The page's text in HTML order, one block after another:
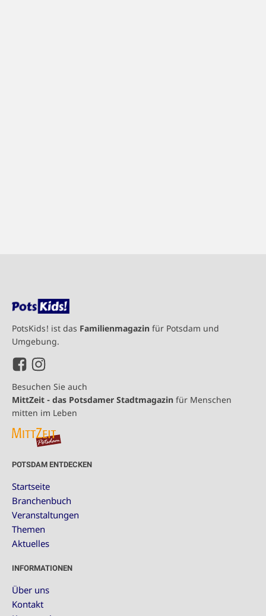
PotsKids! ist das Familienmagazin für Potsdam und
Umgebung.
Besuchen Sie auch
MittZeit - das Potsdamer Stadtmagazin für Menschen
mitten im Leben
POTSDAM ENTDECKEN
Startseite
Branchenbuch
Veranstaltungen
Themen
Aktuelles
INFORMATIONEN
Über uns
Kontakt